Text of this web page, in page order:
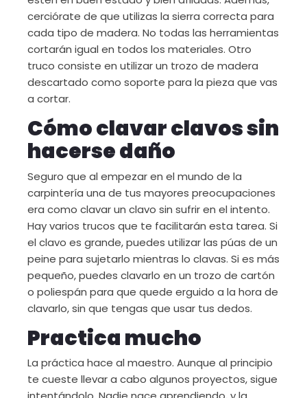
cerciórate de que utilizas la sierra correcta para
cada tipo de madera. No todas las herramientas
cortarán igual en todos los materiales. Otro
truco consiste en utilizar un trozo de madera
descartado como soporte para la pieza que vas
a cortar.
Cómo clavar clavos sin
hacerse daño
Seguro que al empezar en el mundo de la
carpintería una de tus mayores preocupaciones
era como clavar un clavo sin sufrir en el intento.
Hay varios trucos que te facilitarán esta tarea. Si
el clavo es grande, puedes utilizar las púas de un
peine para sujetarlo mientras lo clavas. Si es más
pequeño, puedes clavarlo en un trozo de cartón
o poliespán para que quede erguido a la hora de
clavarlo, sin que tengas que usar tus dedos.
Practica mucho
La práctica hace al maestro. Aunque al principio
te cueste llevar a cabo algunos proyectos, sigue